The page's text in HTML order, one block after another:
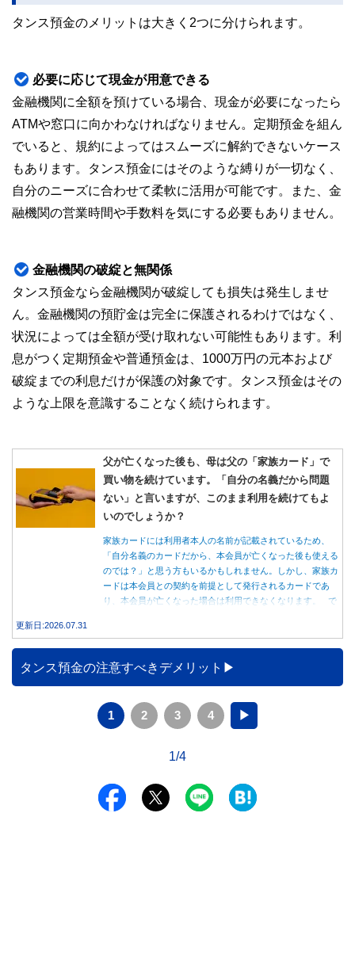
をわかりやすく発信している点です。
な情報発信を実現しています。
私たちは、快適でより良い生活のアイデアを提供するお金の
コンシェルジュを目指します。
タンス預金のメリットは大きく2つに分けられます。
必要に応じて現金が用意できる
金融機関に全額を預けている場合、現金が必要になったら
ATMや窓口に向かわなければなりません。定期預金を組ん
でいると、規約によってはスムーズに解約できないケース
もあります。タンス預金にはそのような縛りが一切なく、
自分のニーズに合わせて柔軟に活用が可能です。また、金
融機関の営業時間や手数料を気にする必要もありません。
金融機関の破綻と無関係
タンス預金なら金融機関が破綻しても損失は発生しませ
ん。金融機関の預貯金は完全に保護されるわけではなく、
状況によっては全額が受け取れない可能性もあります。利
息がつく定期預金や普通預金は、1000万円の元本および
破綻までの利息だけが保護の対象です。タンス預金はその
ような上限を意識することなく続けられます。
父が亡くなった後も、母は父の「家族カード」で
買い物を続けています。「自分の名義だから問題
ない」と言いますが、このまま利用を続けてもよ
いのでしょうか？
家族カードには利用者本人の名前が記載されているため、
「自分名義のカードだから、本会員が亡くなった後も使える
のでは？」と思う方もいるかもしれません。しかし、家族カ
ードは本会員との契約を前提として発行されるカードであ
り、本会員が亡くなった場合は利用できなくなります。 で
族が行うべき手続きについて分かりやすく解説します。
更新日:2026.07.31
タンス預金の注意すべきデメリット
1 2 3 4 ▶
1/4